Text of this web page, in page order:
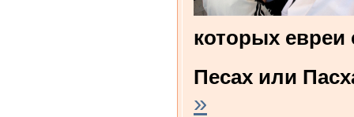
которых евреи
Песах или
»